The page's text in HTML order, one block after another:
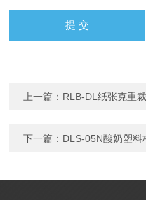
上一篇： RLB-DL纸张克重
下一篇： DLS-05N酸奶塑